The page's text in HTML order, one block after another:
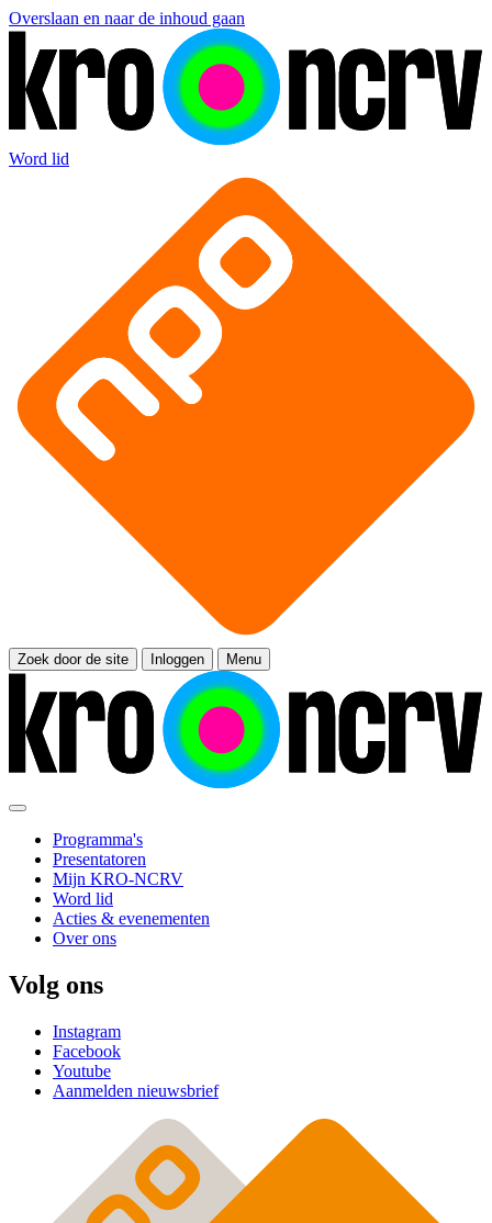
Overslaan en naar de inhoud gaan
Word lid
Zoek door de site Inloggen Menu
Programma's
Presentatoren
Mijn KRO-NCRV
Word lid
Acties & evenementen
Over ons
Volg ons
Instagram
Facebook
Youtube
Aanmelden nieuwsbrief